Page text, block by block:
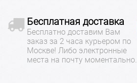
Бесплатная доставка
Бесплатно доставим Вам
заказ за 2 часа курьером по
Москве! Либо электронные
места на почту моментально.